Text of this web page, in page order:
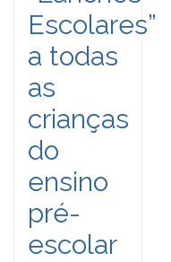
Escolares”
a todas
as
crianças
do
ensino
pré-
escolar